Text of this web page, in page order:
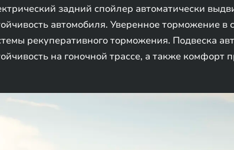
задний спойлер автоматически
автомобиля. Уверенное торможение
рекуперативного торможения. Подвеска
на гоночной трассе, а также комфорт